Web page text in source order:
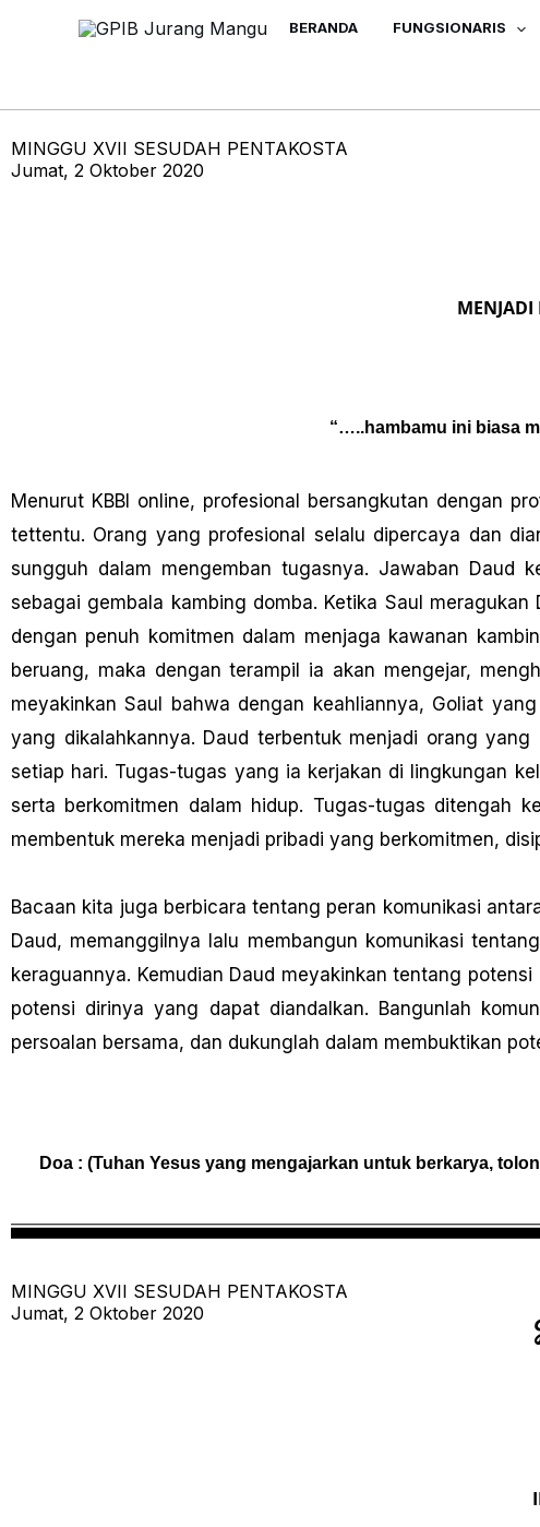
BERANDA FUNGSIONARIS
MINGGU XVII SESUDAH PENTAKOSTA
Jumat, 2 Oktober 2020
MENJADI
“…..hambamu ini biasa
Menurut KBBI online, profesional bersangkutan dengan
tettentu. Orang yang profesional selalu dipercaya dan
sungguh dalam mengemban tugasnya. Jawaban Daud
sebagai gembala kambing domba. Ketika Saul
dengan penuh komitmen dalam menjaga kawanan
beruang, maka dengan terampil ia akan mengejar,
meyakinkan Saul bahwa dengan keahliannya, Goliat
yang dikalahkannya. Daud terbentuk menjadi orang
setiap hari. Tugas-tugas yang ia kerjakan di lingkungan
serta berkomitmen dalam hidup. Tugas-tugas ditengah
membentuk mereka menjadi pribadi yang berkomitmen,
Bacaan kita juga berbicara tentang peran komunikasi
Daud, memanggilnya Ialu membangun komunikasi
keraguannya. Kemudian Daud meyakinkan tentang
potensi dirinya yang dapat diandalkan. Bangunlah
persoalan bersama, dan dukunglah dalam membuktikan
Doa : (Tuhan Yesus yang mengajarkan untuk berkarya,
MINGGU XVII SESUDAH PENTAKOSTA
Jumat, 2 Oktober 2020